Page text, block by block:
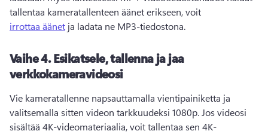
tallentaa kameratallenteen äänet erikseen, voit
irrottaa äänet ja ladata ne MP3-tiedostona.
Vaihe 4.Esikatsele, tallenna ja jaa
verkkokameravideosi
Vie kameratallenne napsauttamalla vientipainiketta ja
valitsemalla sitten videon tarkkuudeksi 1080p. Jos videosi
sisältää 4K-videomateriaalia, voit tallentaa sen 4K-